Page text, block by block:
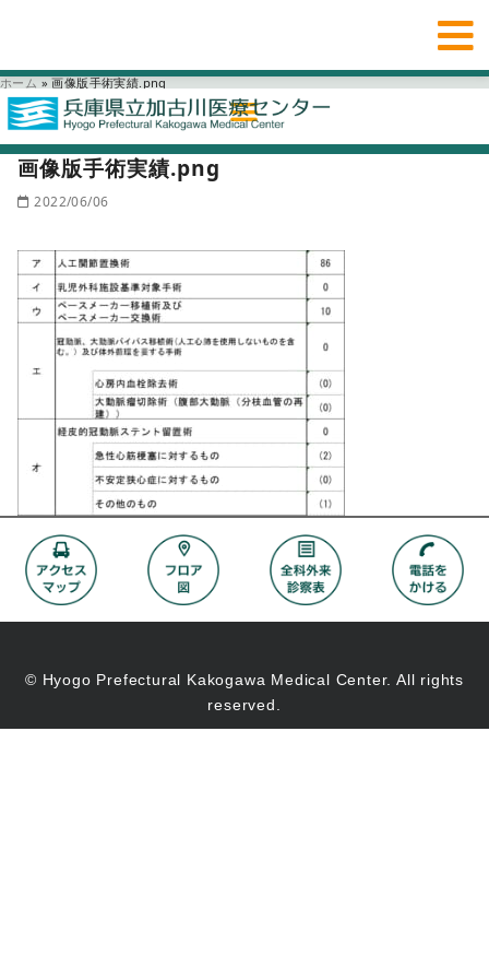
ホーム » 画像版手術実績.png
画像版手術実績.png
2022/06/06
© Hyogo Prefectural Kakogawa Medical Center. All rights
reserved.